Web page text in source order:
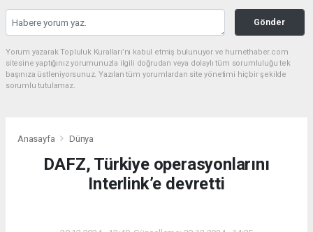
Gönder
Yorum yazarak Topluluk Kuralları’nı kabul etmiş bulunuyor ve hurnethaber.com
sitesine yaptığınız yorumunuzla ilgili doğrudan veya dolaylı tüm sorumluluğu tek
başınıza üstleniyorsunuz. Yazılan tüm yorumlardan site yönetimi hiçbir şekilde
sorumlu tutulamaz.
Anasayfa Dünya
DAFZ, Türkiye operasyonlarını
Interlink’e devretti